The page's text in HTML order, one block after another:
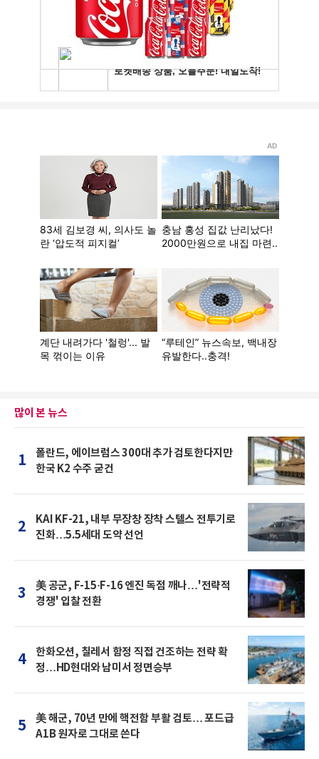
많이 본 뉴스
1
폴란드, 에이브럼스 300대 추가 검토한다지만
한국 K2 수주 굳건
2
KAI KF-21, 내부 무장창 장착 스텔스 전투기로
진화…5.5세대 도약 선언
3
美 공군, F-15·F-16 엔진 독점 깨나…'전략적
경쟁' 입찰 전환
4
한화오션, 칠레서 함정 직접 건조하는 전략 확
정…HD현대와 남미서 정면승부
5
美 해군, 70년 만에 핵전함 부활 검토… 포드급
A1B 원자로 그대로 쓴다